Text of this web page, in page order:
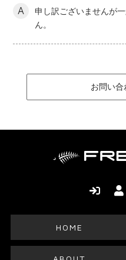
A
申し訳ございませんが
ん。
お問い合
HOME